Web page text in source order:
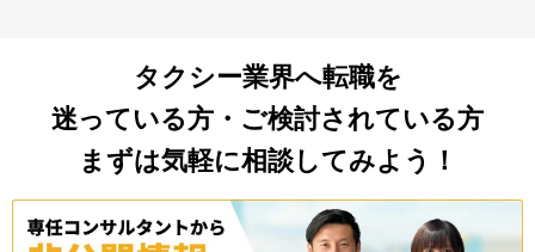
タクシー業界へ転職を
迷っている方・ご検討されている方
まずは気軽に相談してみよう！